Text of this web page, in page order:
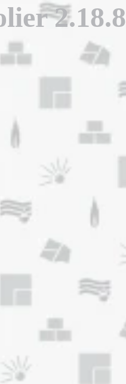
2.18.8